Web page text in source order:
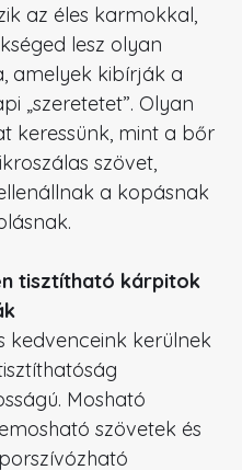
az éles karmokkal,
lesz olyan
amelyek kibírják a
„szeretetet”. Olyan
keressünk, mint a bőr
szövet,
a kopásnak
tisztítható kárpitok
kedvenceink kerülnek
Mosható
szövetek és